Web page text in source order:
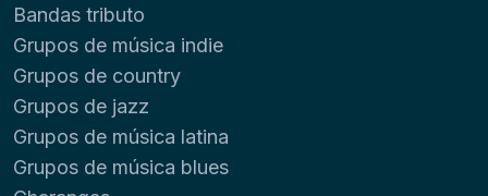
Bandas tributo
Grupos de música indie
Grupos de country
Grupos de jazz
Grupos de música latina
Grupos de música blues